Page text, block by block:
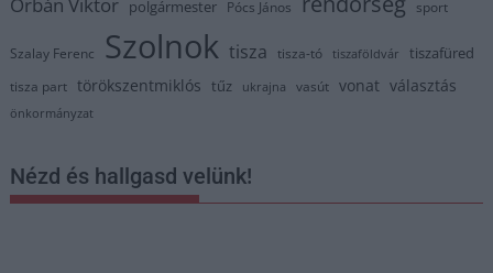
Orbán Viktor polgármester Pócs János sport
Szalay Ferenc Szolnok tisza tisza-tó tiszaföldvár tiszafüred
tisza part törökszentmiklós tűz ukrajna vasút vonat választás
önkormányzat
Nézd és hallgasd velünk!